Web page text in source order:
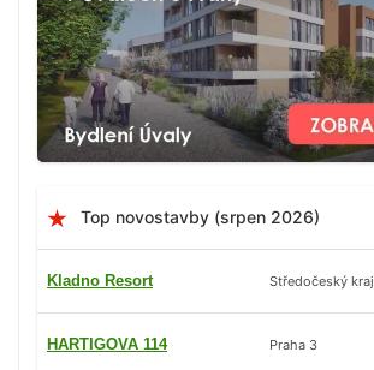
Top novostavby (srpen 2026)
Kladno Resort Středočeský kraj
HARTIGOVA 114 Praha 3